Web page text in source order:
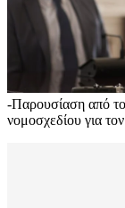
-Παρουσίαση από
νομοσχεδίου για